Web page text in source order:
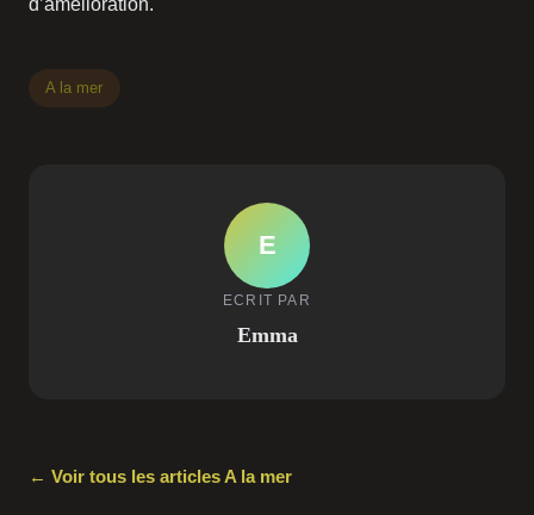
d’amélioration.
A la mer
E
ECRIT PAR
Emma
← Voir tous les articles A la mer